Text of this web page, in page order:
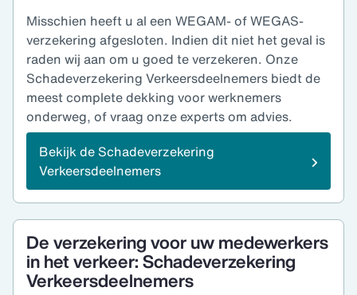
Misschien heeft u al een WEGAM- of WEGAS-
verzekering afgesloten. Indien dit niet het geval is
raden wij aan om u goed te verzekeren. Onze
Schadeverzekering Verkeersdeelnemers biedt de
meest complete dekking voor werknemers
onderweg, of vraag onze experts om advies.
Bekijk de Schadeverzekering
Verkeersdeelnemers
De verzekering voor uw medewerkers
in het verkeer: Schadeverzekering
Verkeersdeelnemers